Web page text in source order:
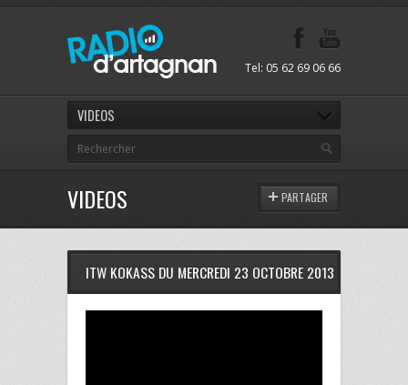
Tel: 05 62 69 06 66
VIDEOS
VIDEOS PARTAGER
ITW KOKASS DU MERCREDI 23 OCTOBRE 2013 A RDA